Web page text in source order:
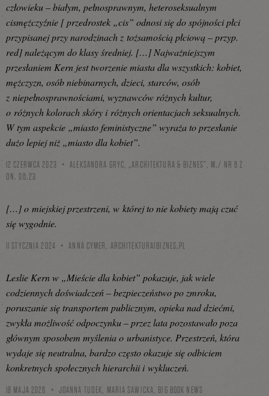
człowieku – białym, pełnosprawnym, heteroseksualnym
cismężczyźnie [ przedrostek „cis” odnosi się do spójności płci
przypisanej przy narodzinach z tożsamością płciową – przyp.
red] należącym do klasy średniej. […] Najważniejszym
przesłaniem Kern jest tworzenie miasta dla wszystkich: kobiet,
mężczyzn, osób niebinarnych, dzieci, starców, osób
z niepełnosprawnościami, wyznawców różnych kultur,
o różnych kolorach skóry i różnych orientacjach seksualnych.
W tym aspekcie „miasto feministyczne” wyraża to przesłanie
dużo lepiej niż „miasto dla kobiet”.
12 CZERWCA 2023
ALEKSANDRA GRYC, „ARCHITEKTURA & BIZNES”, M./ NR 6 Z
DN. 06.23
[…] o miejskiej przestrzeni, w której to nie kobiety mają czuć
się wygodnie.
11 STYCZNIA 2024 ANNA CYMER, ARCHITEKTURAIBIZNES.PL
Leslie Kern w „Mieście dla kobiet” pokazuje, jak wiele
codziennych doświadczeń – bezpieczeństwo po zmroku,
poruszanie się transportem publicznym, opieka nad dziećmi,
zwykła możliwość odpoczynku – przez lata pozostawało poza
głównym sposobem myślenia o urbanistyce. Przestrzeń, która
wydaje się neutralna, bardzo często okazuje się odbiciem
konkretnych społecznych hierarchii i wykluczeń.
18 MAJA 2026 JOANNA TUDEK, MARIA SAWICKA, BIG BOOK NEWS